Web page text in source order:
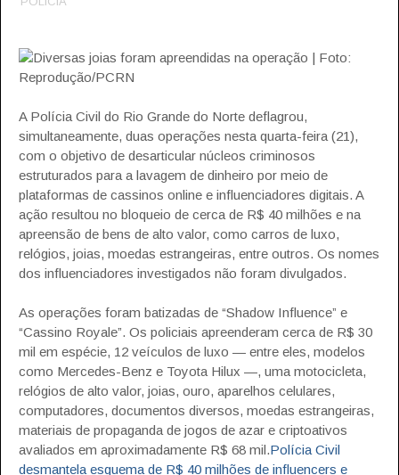
Diversas joias foram apreendidas na operação | Foto:
Reprodução/PCRN
A Polícia Civil do Rio Grande do Norte deflagrou,
simultaneamente, duas operações nesta quarta-feira (21),
com o objetivo de desarticular núcleos criminosos
estruturados para a lavagem de dinheiro por meio de
plataformas de cassinos online e influenciadores digitais. A
ação resultou no bloqueio de cerca de R$ 40 milhões e na
apreensão de bens de alto valor, como carros de luxo,
relógios, joias, moedas estrangeiras, entre outros. Os nomes
dos influenciadores investigados não foram divulgados.
As operações foram batizadas de “Shadow Influence” e
“Cassino Royale”. Os policiais apreenderam cerca de R$ 30
mil em espécie, 12 veículos de luxo — entre eles, modelos
como Mercedes-Benz e Toyota Hilux —, uma motocicleta,
relógios de alto valor, joias, ouro, aparelhos celulares,
computadores, documentos diversos, moedas estrangeiras,
materiais de propaganda de jogos de azar e criptoativos
avaliados em aproximadamente R$ 68 mil.Polícia Civil
desmantela esquema de R$ 40 milhões de influencers e